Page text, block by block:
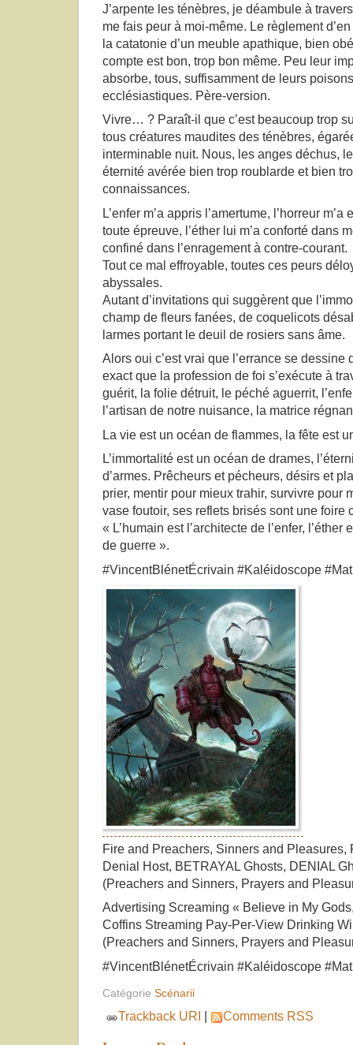
J’arpente les ténèbres, je déambule à
me fais peur à moi-même. Le règlement
la catatonie d’un meuble apathique, bien
compte est bon, trop bon même. Peu leur
absorbe, tous, suffisamment de leurs
ecclésiastiques. Père-version.
Vivre… ? Paraît-il que c’est beaucoup trop
tous créatures maudites des ténèbres,
interminable nuit. Nous, les anges déchus,
éternité avérée bien trop roublarde et bien
connaissances.
L’enfer m’a appris l’amertume, l’horreur
toute épreuve, l’éther lui m’a conforté dans
confiné dans l’enragement à contre-courant.
Tout ce mal effroyable, toutes ces peurs
abyssales.
Autant d’invitations qui suggèrent que
champ de fleurs fanées, de coquelicots
larmes portant le deuil de rosiers sans âme.
Alors oui c’est vrai que l’errance se dessine
exact que la profession de foi s’exécute à
guérit, la folie détruit, le péché aguerrit,
l’artisan de notre nuisance, la matrice
La vie est un océan de flammes, la fête est
L’immortalité est un océan de drames,
d’armes. Prêcheurs et pécheurs, désirs et
prier, mentir pour mieux trahir, survivre pour
vase foutoir, ses reflets brisés sont une foire
« L’humain est l’architecte de l’enfer,
de guerre ».
#VincentBlénetÉcrivain #Kaléidoscope
Fire and Preachers, Sinners and Pleasures,
Denial Host, BETRAYAL Ghosts, DENIAL
(Preachers and Sinners, Prayers and
Advertising Screaming « Believe in My
Coffins Streaming Pay-Per-View Drinking
(Preachers and Sinners, Prayers and
#VincentBlénetÉcrivain #Kaléidoscope
Catégorie Scénarii
Trackback URI Comments RSS